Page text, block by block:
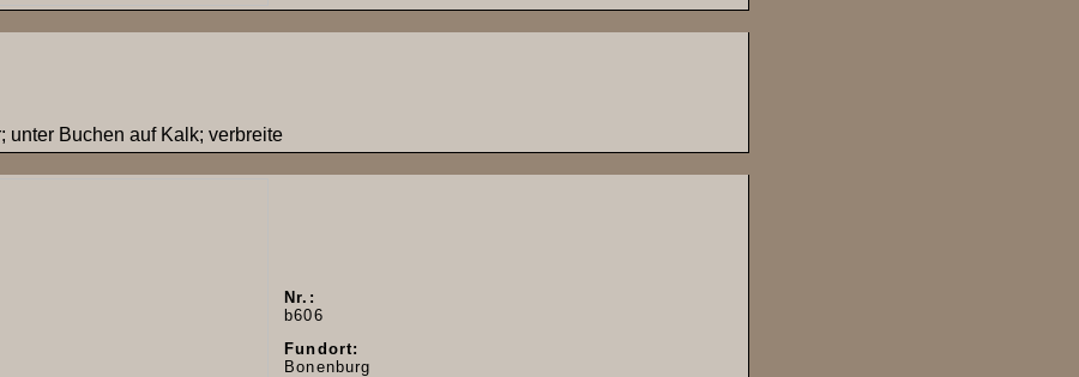
unter Buchen auf Kalk; verbreite
Nr.:
b606
Fundort:
Bonenburg